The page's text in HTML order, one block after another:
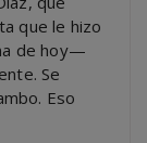
que le hizo
de hoy—
Se
Eso